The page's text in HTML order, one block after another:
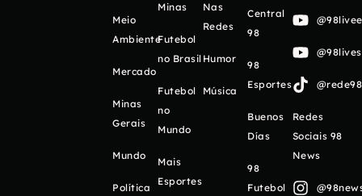
Meio
Ambiente
Mercado
Minas
Gerais
Mundo
Política
Minas
Futebol
no Brasil
Futebol
no
Mundo
Mais
Esportes
Nas
Redes
Humor
Música
Central
98
98
Esportes
Buenos
Días
98
Futebol
Redes
Sociais 98
News